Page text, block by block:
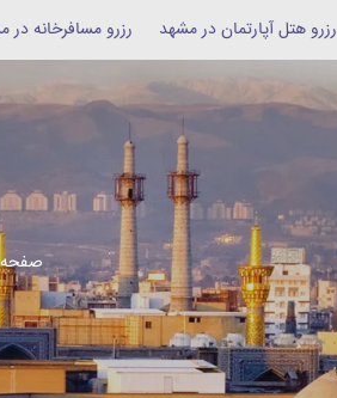
رزرو هتل آپارتمان در مشهد رزرو مسافرخانه در